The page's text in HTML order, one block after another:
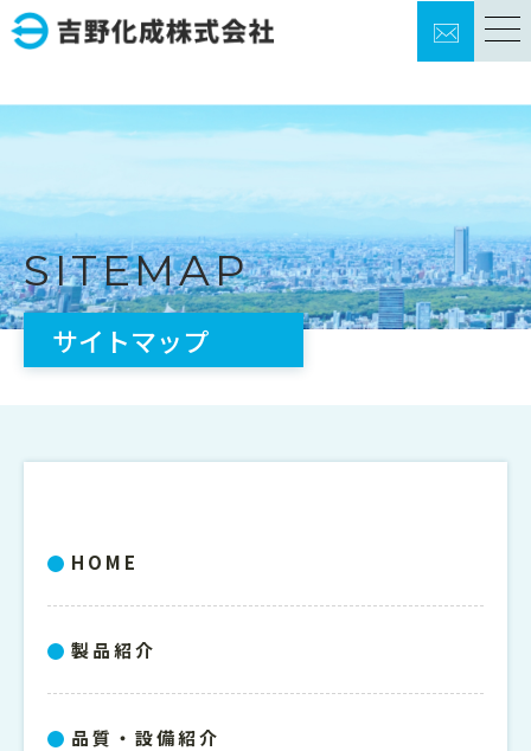
事業内容
技術紹介
品質・設備
会社概要
お知らせ
SITEMAP
サイトマップ
HOME
製品紹介
品質・設備紹介